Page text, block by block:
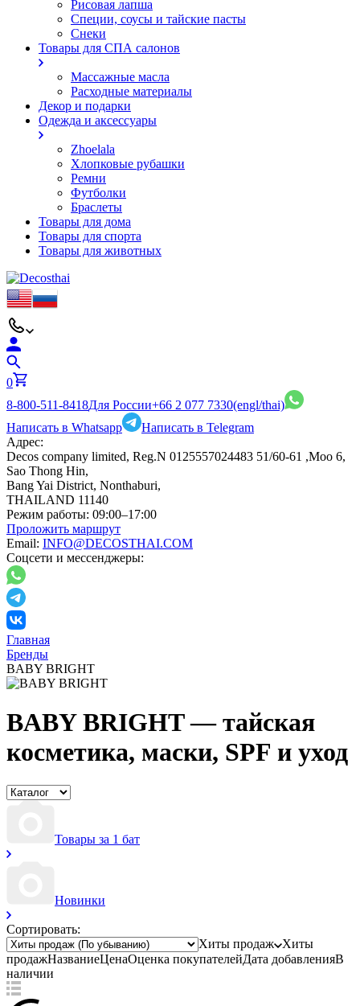
Рисовая лапша
Специи, соусы и тайские пасты
Снеки
Товары для СПА салонов
Массажные масла
Расходные материалы
Декор и подарки
Одежда и аксессуары
Zhoelala
Хлопковые рубашки
Ремни
Футболки
Браслеты
Товары для дома
Товары для спорта
Товары для животных
0
8-800-511-8418Для России+66 2 077 7330(engl/thai)
Написать в Whatsapp
Написать в Telegram
Адрес:
Decos company limited, Reg.N 0125557024483 51/60-61 ,Moo 6,
Sao Thong Hin,
Bang Yai District, Nonthaburi,
THAILAND 11140
Режим работы: 09:00–17:00
Проложить маршрут
Email: INFO@DECOSTHAI.COM
Соцсети и мессенджеры:
Главная
Бренды
BABY BRIGHT
BABY BRIGHT — тайская
косметика, маски, SPF и уход
Товары за 1 бат
Новинки
Сортировать:
Хиты продаж
Хиты
продажНазваниеЦенаОценка покупателейДата добавленияВ
наличии